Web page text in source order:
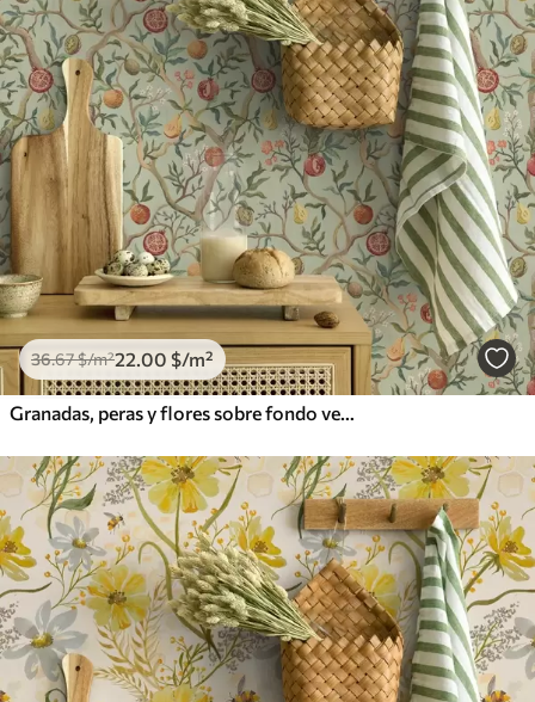
36.67$/m²22.00 $/m²
Granadas, peras y flores sobre fondo verde pálido